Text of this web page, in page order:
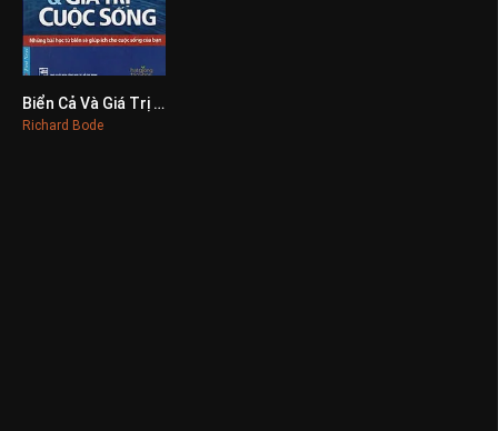
0Biển Cả Và Giá Trị Cuộc Sống
Richard Bode